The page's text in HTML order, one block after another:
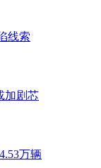
线索
加剧芯
万辆